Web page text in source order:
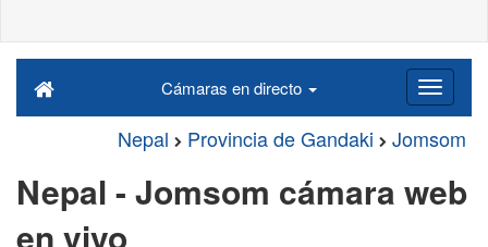
Cámaras en directo
Nepal Provincia de Gandaki Jomsom
Nepal - Jomsom cámara web
en vivo